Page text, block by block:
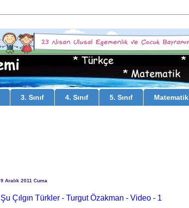
3. Sınıf 4. Sınıf 5. Sınıf Matematik
9 Aralık 2011 Cuma
Şu Çılgın Türkler - Turgut Özakman - Video - 1